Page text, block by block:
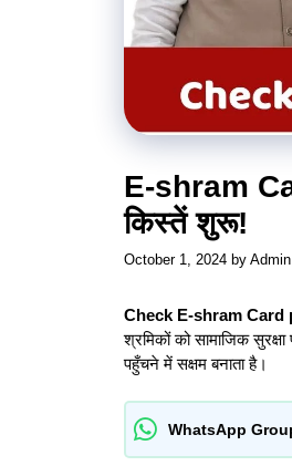
E-shram
किस्तें शुरू!
October 1, 2024 by Admin
Check E-shram Card
श्रमिकों को सामाजिक
पहुँचने में सक्षम बनाता है।
WhatsApp